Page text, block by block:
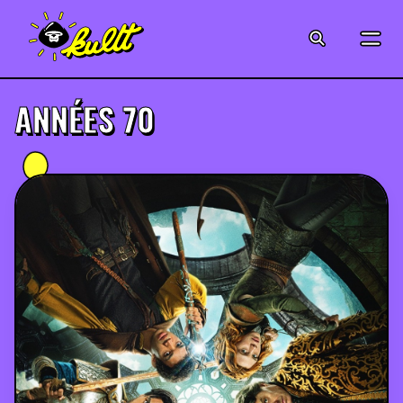
MUSIQUE
CRÉATION
ART
JEUX-VIDÉO
VINTAGE
ANNÉES 70